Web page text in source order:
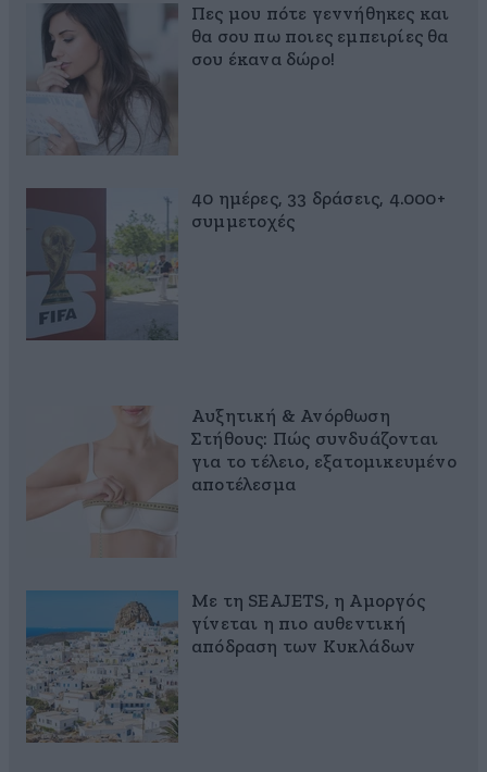
Πες μου πότε γεννήθηκες και
θα σου πω ποιες εμπειρίες θα
σου έκανα δώρο!
40 ημέρες, 33 δράσεις, 4.000+
συμμετοχές
Αυξητική & Ανόρθωση
Στήθους: Πώς συνδυάζονται
για το τέλειο, εξατομικευμένο
αποτέλεσμα
Με τη SEAJETS, η Αμοργός
γίνεται η πιο αυθεντική
απόδραση των Κυκλάδων